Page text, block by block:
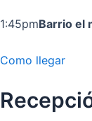
1:45pmBarrio el
Como llegar